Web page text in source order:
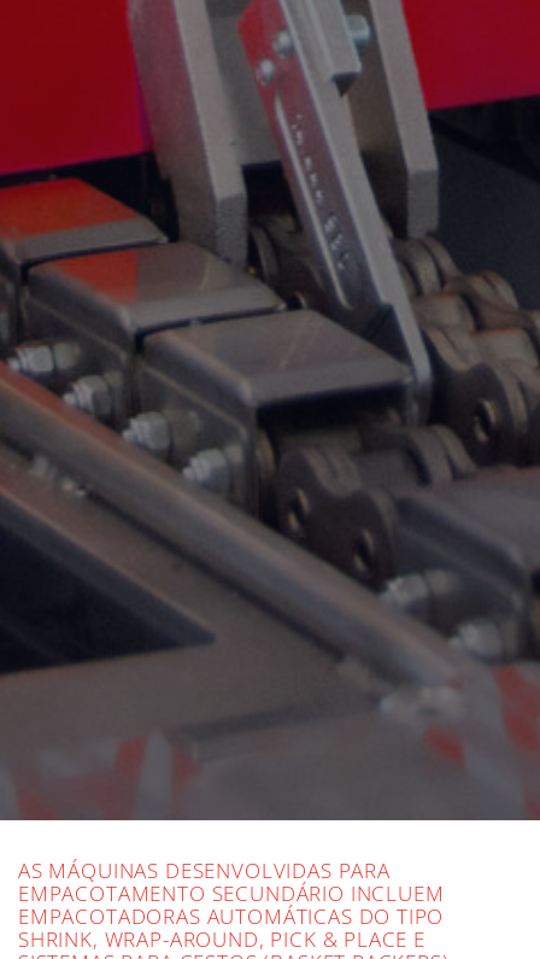
AS MÁQUINAS DESENVOLVIDAS PARA
EMPACOTAMENTO SECUNDÁRIO INCLUEM
EMPACOTADORAS AUTOMÁTICAS DO TIPO
SHRINK, WRAP-AROUND, PICK & PLACE E